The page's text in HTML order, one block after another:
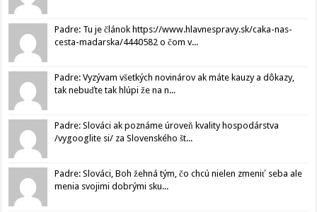
Padre: Tu je článok https://www.hlavnespravy.sk/caka-nas-
cesta-madarska/4440582 o čom v...
Padre: Vyzývam všetkých novinárov ak máte kauzy a dôkazy,
tak nebuďte tak hlúpi že na n...
Padre: Slováci ak poznáme úroveň kvality hospodárstva
/vygooglite si/ za Slovenského št...
Padre: Slováci, Boh žehná tým, čo chcú nielen zmeniť seba ale
menia svojimi dobrými sku...